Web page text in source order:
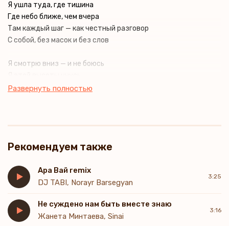
Я ушла туда, где тишина
Где небо ближе, чем вчера
Там каждый шаг — как честный разговор
С собой, без масок и без слов
Я смотрю вниз — и не боюсь
Любить не криком, а тишиной
Sararara-ra
Горы научат меня дышать
И запоет душа
Sararara-ra
Горы знают, как боль унять
И вернуть к себе опять
Развернуть полностью
Рекомендуем также
Ара Вай remix
DJ TABI, Norayr Barsegyan
3:25
Не суждено нам быть вместе знаю
Жанета Минтаева, Sinai
3:16